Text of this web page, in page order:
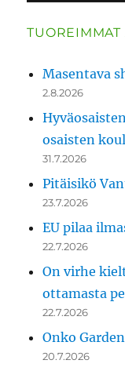
TUOREIMMAT
Masentava
2.8.2026
osaisten
31.7.2026
Pitäisikö
23.7.2026
EU pilaa
22.7.2026
On virhe
ottamasta
22.7.2026
Onko
20.7.2026